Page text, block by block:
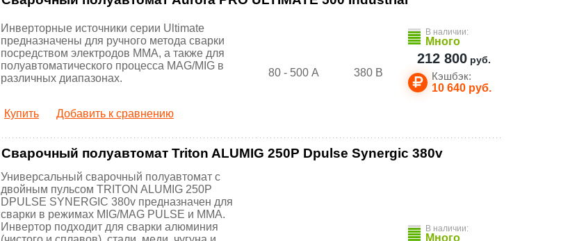
Инверторные источники серии Ultimate
предназначены для ручного метода сварки
посредством электродов ММА, а также для
полуавтоматического процесса MAG/MIG в
различных диапазонах.
Купить Добавить к сравнению
80 - 500 А 380 В
В наличии:
Много
212 800руб.
Кэшбэк:
10 640 руб.
Сварочный полуавтомат Triton ALUMIG 250P Dpulse Synergic 380v
Универсальный сварочный полуавтомат с
двойным пульсом TRITON ALUMIG 250P
DPULSE SYNERGIC 380v предназначен для
сварки в режимах MIG/MAG PULSE и MMA.
Инвертор подходит для сварки алюминия
В наличии:
Много